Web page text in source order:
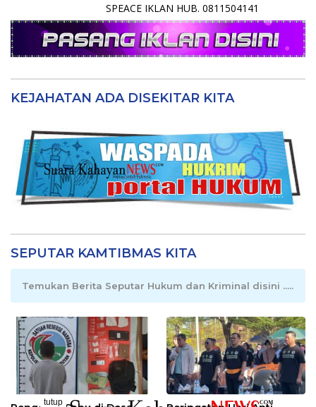
SPEACE IKLAN HUB. 0811504141
KEJAHATAN ADA DISEKITAR KITA
SEPUTAR KAMTIBMAS KITA
Temukan Berita Seputar Hukum dan Kriminal disini .....
tutup